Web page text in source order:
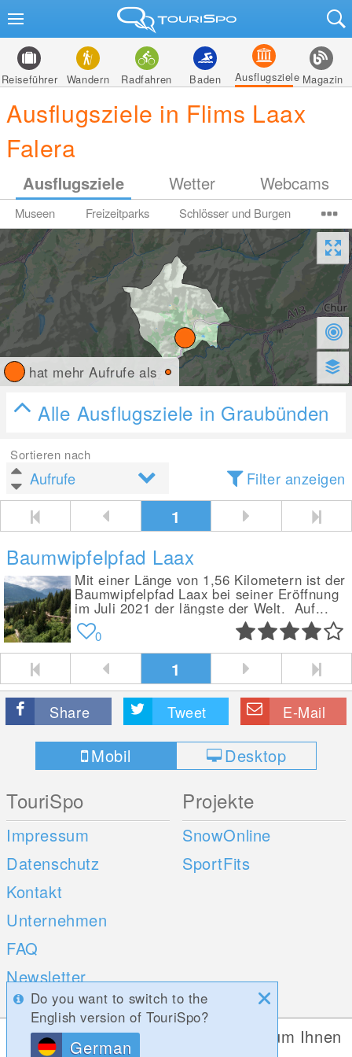
Reiseführer Wandern Radfahren Baden Ausflugsziele Magazin
Ausflugsziele in Flims Laax
Falera
Ausflugsziele Wetter Webcams
Museen Freizeitparks Schlösser und Burgen
hat mehr Aufrufe als
Alle Ausflugsziele in Graubünden
Sortieren nach
Filter anzeigen
1
Baumwipfelpfad Laax
Mit einer Länge von 1,56 Kilometern ist der
Baumwipfelpfad Laax bei seiner Eröffnung
im Juli 2021 der längste der Welt. Auf...
0
1
Share Tweet E-Mail
Mobil Desktop
TouriSpo
Impressum
Datenschutz
Kontakt
Unternehmen
FAQ
Newsletter
Umfragen
Projekte
SnowOnline
SportFits
Do you want to switch to the
English version of TouriSpo?
German
Diese Website verwendet Cookies, um Ihnen